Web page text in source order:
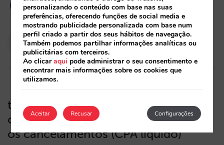
Paola Romero
06/04/2022
trivago melhora o seu programa CPA
ou comissão e terá em consideração
os cancelamentos (CPA líquido)
personalizando o conteúdo com base nas suas
preferências, oferecendo funções de social media e
mostrando publicidade personalizada com base num
perfil criado a partir dos seus hábitos de navegação.
Também podemos partilhar informações analíticas ou
publicitárias com terceiros.
Ao clicaraqui pode administrar o seu consentimento e
encontrar mais informações sobre os cookies que
utilizamos.
Aceitar Configurações
Recusar